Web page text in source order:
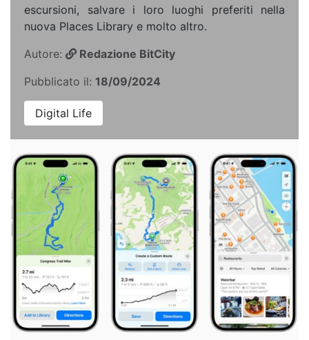
escursioni, salvare i loro luoghi preferiti nella
nuova Places Library e molto altro.
Autore:
Redazione BitCity
Pubblicato il: 18/09/2024
Digital Life